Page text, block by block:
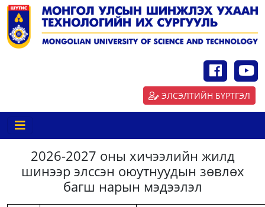
ЭЛСЭЛТИЙН БҮРТГЭЛ
2026-2027 оны хичээлийн жилд
шинээр элссэн оюутнуудын зөвлөх
багш нарын мэдээлэл